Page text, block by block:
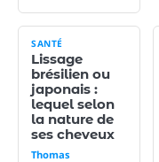
SANTÉ
Lissage
brésilien ou
japonais :
lequel selon
la nature de
ses cheveux
Thomas